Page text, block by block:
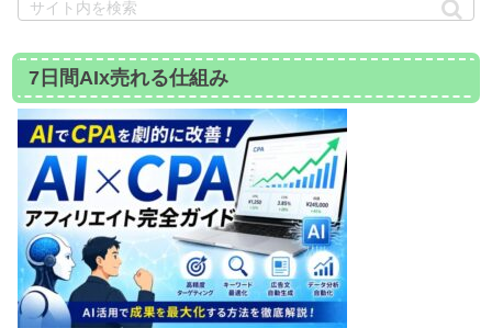
7日間AIx売れる仕組み